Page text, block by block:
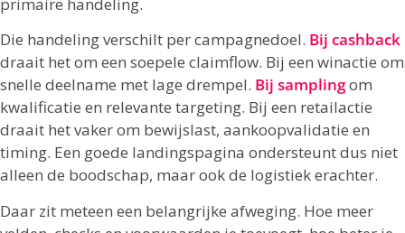
Die handeling verschilt per campagnedoel. Bij cashback
draait het om een soepele claimflow. Bij een winactie om
snelle deelname met lage drempel. Bij samplingom
kwalificatie en relevante targeting. Bij een retailactie
draait het vaker om bewijslast, aankoopvalidatie en
timing. Een goede landingspagina ondersteunt dus niet
alleen de boodschap, maar ook de logistiek erachter.
Daar zit meteen een belangrijke afweging. Hoe meer